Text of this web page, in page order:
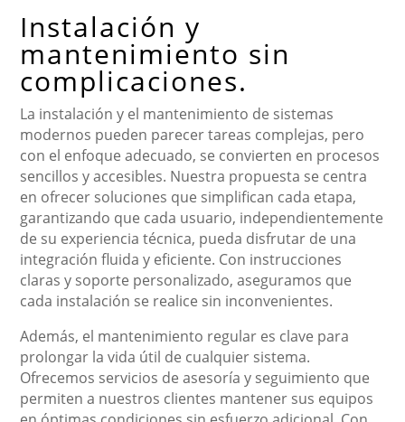
Instalación y
mantenimiento sin
complicaciones.
La instalación y el mantenimiento de sistemas
modernos pueden parecer tareas complejas, pero
con el enfoque adecuado, se convierten en procesos
sencillos y accesibles. Nuestra propuesta se centra
en ofrecer soluciones que simplifican cada etapa,
garantizando que cada usuario, independientemente
de su experiencia técnica, pueda disfrutar de una
integración fluida y eficiente. Con instrucciones
claras y soporte personalizado, aseguramos que
cada instalación se realice sin inconvenientes.
Además, el mantenimiento regular es clave para
prolongar la vida útil de cualquier sistema.
Ofrecemos servicios de asesoría y seguimiento que
permiten a nuestros clientes mantener sus equipos